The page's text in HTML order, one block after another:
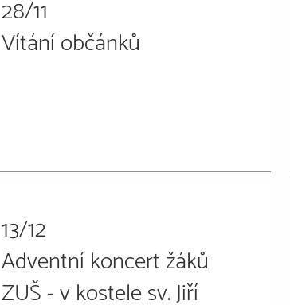
Vítání občánků
13/12
Adventní koncert žáků
ZUŠ - v kostele sv. Jiří